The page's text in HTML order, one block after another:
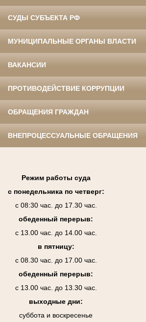
СУДЫ СУБЪЕКТА РФ
МУНИЦИПАЛЬНЫЕ ОРГАНЫ ВЛАСТИ
ВАКАНСИИ
ПРОТИВОДЕЙСТВИЕ КОРРУПЦИИ
ОБРАЩЕНИЯ ГРАЖДАН
ВНЕПРОЦЕССУАЛЬНЫЕ ОБРАЩЕНИЯ
Режим работы суда
с понедельника по четверг:
с 08:30 час. до 17.30 час.
обеденный перерыв:
с 13.00 час. до 14.00 час.
в пятницу:
с 08.30 час. до 17.00 час.
обеденный перерыв:
с 13.00 час. до 13.30 час.
выходные дни:
суббота и воскресенье